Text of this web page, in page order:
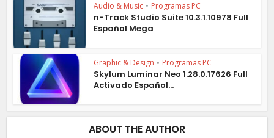
Audio & Music • Programas PC
n-Track Studio Suite 10.3.1.10978 Full
Español Mega
Graphic & Design • Programas PC
Skylum Luminar Neo 1.28.0.17626 Full
Activado Español...
ABOUT THE AUTHOR